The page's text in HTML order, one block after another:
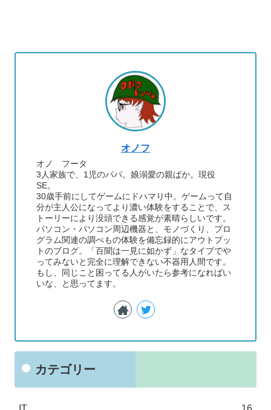
オノフ
オノ フータ
3人家族で、1児のパパ。娘溺愛の親ばか。現役
SE。
30歳手前にしてゲームにドハマり中。ゲームって自
分が主人公になってより濃い体験をすることで、ス
トーリーにより没頭できる感覚が素晴らしいです。
パソコン・パソコン周辺機器と、モノづくり、プロ
グラム関連の調べもの体験を備忘録的にアウトプッ
トのブログ。「百聞は一見に如かず」なタイプでや
ってみないと完全に理解できない不器用人間です。
もし、同じこと困ってる人がいたら参考になればい
いな、と思ってます。
カテゴリー